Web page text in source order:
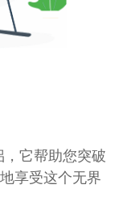
它帮助您突破
享受这个无界